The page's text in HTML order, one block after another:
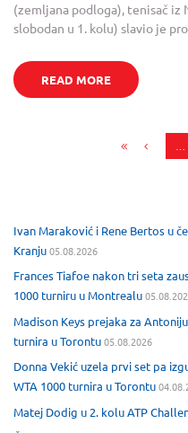
(zemljana podloga), tenisač iz
slobodan u 1. kolu) slavio je
READ MORE
Ivan Maraković i Rene Bertos u
Kranju05.08.2026
Frances Tiafoe nakon tri seta
1000 turniru u Montrealu
Madison Keys prejaka za
turnira u Torontu05.08.2026
Donna Vekić uzela prvi set pa
WTA 1000 turnira u Torontu
Matej Dodig u 2. kolu ATP